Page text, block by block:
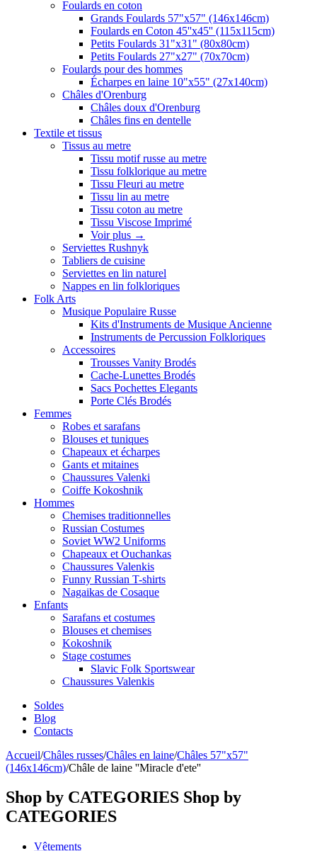
Foulards en coton
Grands Foulards 57"x57" (146x146cm)
Foulards en Coton 45''x45'' (115x115cm)
Petits Foulards 31"x31" (80x80cm)
Petits Foulards 27"x27" (70x70cm)
Foulards pour des hommes
Écharpes en laine 10"x55" (27x140cm)
Châles d'Orenburg
Châles doux d'Orenburg
Châles fins en dentelle
Textile et tissus
Tissus au metre
Tissu motif russe au metre
Tissu folklorique au metre
Tissu Fleuri au metre
Tissu lin au metre
Tissu coton au metre
Tissu Viscose Imprimé
Voir plus →
Serviettes Rushnyk
Tabliers de cuisine
Serviettes en lin naturel
Nappes en lin folkloriques
Folk Arts
Musique Populaire Russe
Kits d'Instruments de Musique Ancienne
Instruments de Percussion Folkloriques
Accessoires
Trousses Vanity Brodés
Cache-Lunettes Brodés
Sacs Pochettes Elegants
Porte Clés Brodés
Femmes
Robes et sarafans
Blouses et tuniques
Chapeaux et écharpes
Gants et mitaines
Chaussures Valenki
Coiffe Kokoshnik
Hommes
Chemises traditionnelles
Russian Costumes
Soviet WW2 Uniforms
Chapeaux et Ouchankas
Chaussures Valenkis
Funny Russian T-shirts
Nagaikas de Cosaque
Enfants
Sarafans et costumes
Blouses et chemises
Kokoshnik
Stage costumes
Slavic Folk Sportswear
Chaussures Valenkis
Soldes
Blog
Contacts
Accueil/Châles russes/Châles en laine/Châles 57"x57"
(146x146cm)/Châle de laine ''Miracle d'ete''
Shop by CATEGORIES Shop by
CATEGORIES
Vêtements